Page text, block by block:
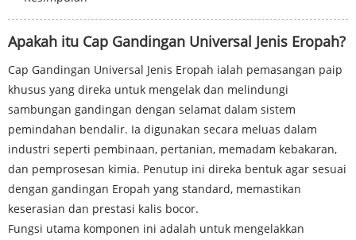
Apakah itu Cap Gandingan Universal Jenis Eropah?
Cap Gandingan Universal Jenis Eropah ialah pemasangan paip
khusus yang direka untuk mengelak dan melindungi
sambungan gandingan dengan selamat dalam sistem
pemindahan bendalir. Ia digunakan secara meluas dalam
industri seperti pembinaan, pertanian, memadam kebakaran,
dan pemprosesan kimia. Penutup ini direka bentuk agar sesuai
dengan gandingan Eropah yang standard, memastikan
keserasian dan prestasi kalis bocor.
Fungsi utama komponen ini adalah untuk mengelakkan